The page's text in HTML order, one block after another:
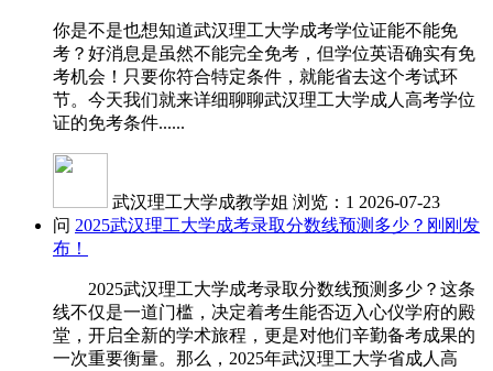
你是不是也想知道武汉理工大学成考学位证能不能免
考？好消息是虽然不能完全免考，但学位英语确实有免
考机会！只要你符合特定条件，就能省去这个考试环
节。今天我们就来详细聊聊武汉理工大学成人高考学位
证的免考条件......
武汉理工大学成教学姐 浏览：1 2026-07-23
问 2025武汉理工大学成考录取分数线预测多少？刚刚发
布！
2025武汉理工大学成考录取分数线预测多少？这条
线不仅是一道门槛，决定着考生能否迈入心仪学府的殿
堂，开启全新的学术旅程，更是对他们辛勤备考成果的
一次重要衡量。那么，2025年武汉理工大学省成人高